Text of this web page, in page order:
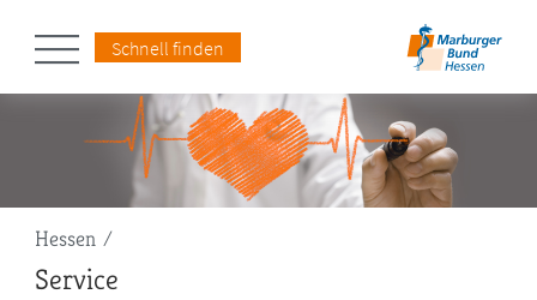
Schnell finden
Pfadnavigation
Hessen
Service